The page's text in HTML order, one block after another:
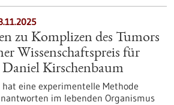
zu Komplizen des Tumors
Wissenschaftspreis für
Kirschenbaum
eine experimentelle Methode
im lebenden Organismus